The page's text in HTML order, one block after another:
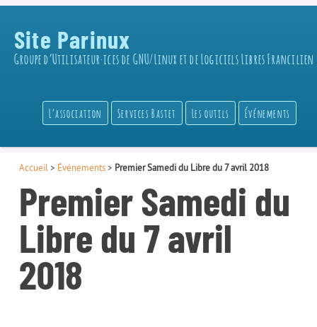
Site Parinux
Groupe d’Utilisateur·ices de GNU/Linux et de Logiciels Libres Francilien
L’association Services Bastet Les outils Événements
Accueil > Événements> Premier Samedi du Libre du 7 avril 2018
Premier Samedi du
Libre du 7 avril
2018